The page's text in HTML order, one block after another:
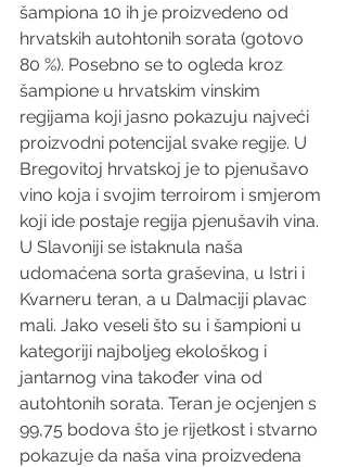
šampiona 10 ih je proizvedeno od
hrvatskih autohtonih sorata (gotovo
80 %). Posebno se to ogleda kroz
šampione u hrvatskim vinskim
regijama koji jasno pokazuju najveći
proizvodni potencijal svake regije. U
Bregovitoj hrvatskoj je to pjenušavo
vino koja i svojim terroirom i smjerom
koji ide postaje regija pjenušavih vina.
U Slavoniji se istaknula naša
udomaćena sorta graševina, u Istri i
Kvarneru teran, a u Dalmaciji plavac
mali. Jako veseli što su i šampioni u
kategoriji najboljeg ekološkog i
jantarnog vina također vina od
autohtonih sorata. Teran je ocjenjen s
99,75 bodova što je rijetkost i stvarno
pokazuje da naša vina proizvedena